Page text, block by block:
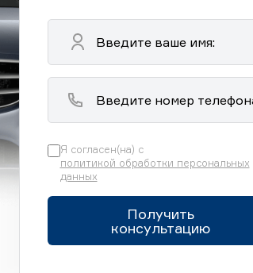
Я согласен(на) с
политикой обработки персональных
данных
Получить
консультацию